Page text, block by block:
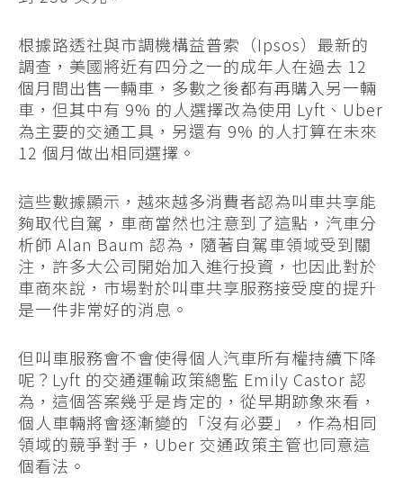
根據路透社與市調機構益普索（Ipsos）最新的
調查，美國將近有四分之一的成年人在過去 12
個月間出售一輛車，多數之後都有再購入另一輛
車，但其中有 9% 的人選擇改為使用 Lyft、Uber
為主要的交通工具，另還有 9% 的人打算在未來
12 個月做出相同選擇。
這些數據顯示，越來越多消費者認為叫車共享能
夠取代自駕，車商當然也注意到了這點，汽車分
析師 Alan Baum 認為，隨著自駕車領域受到關
注，許多大公司開始加入進行投資，也因此對於
車商來說，市場對於叫車共享服務接受度的提升
是一件非常好的消息。
但叫車服務會不會使得個人汽車所有權持續下降
呢？Lyft 的交通運輸政策總監 Emily Castor 認
為，這個答案幾乎是肯定的，從早期跡象來看，
個人車輛將會逐漸變的「沒有必要」，作為相同
領域的競爭對手，Uber 交通政策主管也同意這
個看法。